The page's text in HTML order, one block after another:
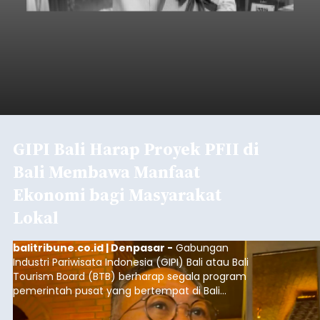
GIPI Bali Harap Proyek PFII di
Bali Membawa Manfaat
Ekonomi bagi Masyarakat
Lokal
balitribune.co.id | Denpasar - Gabungan
Industri Pariwisata Indonesia (GIPI) Bali atau Bali
Tourism Board (BTB) berharap segala program
pemerintah pusat yang bertempat di Bali
membawa dampak positif bagi masyarakat lokal.